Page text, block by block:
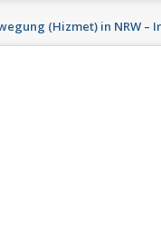
(Hizmet) in NRW